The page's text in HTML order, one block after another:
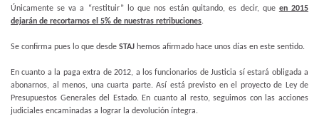
Únicamente se va a “restituir” lo que nos están quitando, es decir, que en 2015
dejarán de recortarnos el 5% de nuestras retribuciones.
Se confirma pues lo que desde STAJ hemos afirmado hace unos días en este sentido.
En cuanto a la paga extra de 2012, a los funcionarios de Justicia sí estará obligada a
abonarnos, al menos, una cuarta parte. Así está previsto en el proyecto de Ley de
Presupuestos Generales del Estado. En cuanto al resto, seguimos con las acciones
judiciales encaminadas a lograr la devolución íntegra.